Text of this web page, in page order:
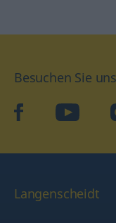
Besuchen Sie
facebookYouTube
Langenscheidt